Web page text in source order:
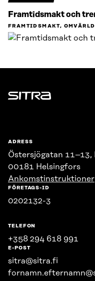
Framtidsmakt och
FRAMTIDSMAKT,
Sitra
ADRESS
Östersjögatan 11–13,
00181 Helsingfors
Ankomstinstruktioner
FÖRETAGS-ID
0202132-3
TELEFON
+358 294 618 991
E-POST
sitra@sitra.fi